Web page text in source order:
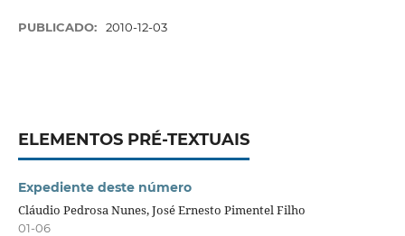
PUBLICADO: 2010-12-03
ELEMENTOS PRÉ-TEXTUAIS
Expediente deste número
Cláudio Pedrosa Nunes, José Ernesto Pimentel Filho
01-06